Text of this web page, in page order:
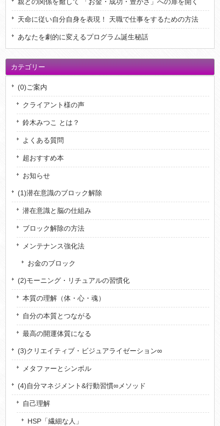
親との関係を癒して 「お金・成功・豊かさ」への扉を開く
天命に従い自分自身を表現！ 天職で仕事をするための方法
あなたを劇的に変えるプログラム誕生秘話
カテゴリー
(0)ご案内
クライアント様の声
鈴木みつこ とは？
よくある質問
超おすすめ本
お知らせ
(1)潜在意識のブロック解除
潜在意識と脳の仕組み
ブロック解除の方法
メンテナンス強化法
お金のブロック
(2)モーニング・リチュアルの習慣化
本質の理解（体・心・魂）
自分の本質とつながる
最高の開運体質になる
(3)クリエイティブ・ビジュアライゼーション∞
メタファーとシンボル
(4)自分マネジメント&行動習慣∞メソッド
自己理解
HSP「繊細な人」